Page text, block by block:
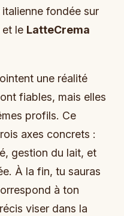
fondée sur
et le LatteCrema
une réalité
fiables, mais elles
profils. Ce
axes concrets :
gestion du lait, et
À la fin, tu sauras
à ton
viser dans la